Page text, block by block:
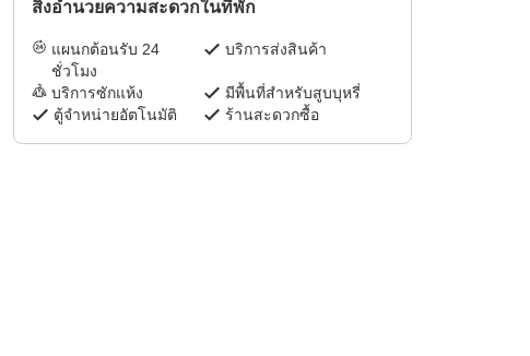
สิ่งอำนวยความสะดวกในที่พัก
แผนกต้อนรับ 24
ชั่วโมง
บริการส่งสินค้า
บริการซักแห้ง
มีพื้นที่สำหรับสูบบุหรี่
ตู้จำหน่ายอัตโนมัติ
ร้านสะดวกซื้อ